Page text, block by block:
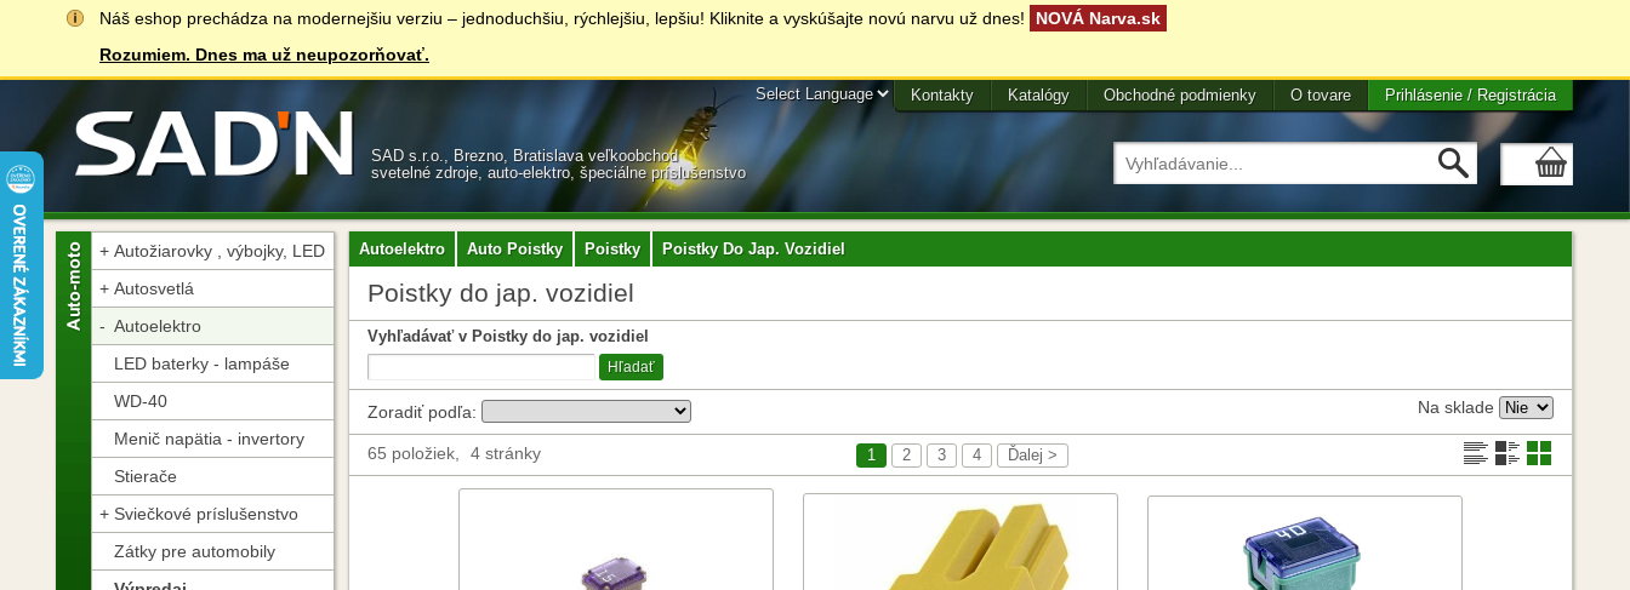
Náš eshop prechádza na modernejšiu verziu – jednoduchšiu, rýchlejšiu, lepšiu! Kliknite a vyskúšajte novú narvu už dnes!
NOVÁ Narva.sk
Rozumiem. Dnes ma už neupozorňovať.
Prihlásenie / Registrácia
O tovare
Obchodné podmienky
Katalógy
Kontakty
SAD s.r.o., Brezno, Bratislava veľkoobchod
svetelné zdroje, auto-elektro, špeciálne príslušenstvo
Autožiarovky , výbojky, LED
Autosvetlá
Autoelektro
LED baterky - lampáše
WD-40
Menič napätia - invertory
Stierače
Sviečkové príslušenstvo
Zátky pre automobily
Autoelektro Auto Poistky Poistky Poistky Do Jap. Vozidiel
Poistky do jap. vozidiel
Vyhľadávať v Poistky do jap. vozidiel
Hľadať
Zoradiť podľa: Na sklade
65 položiek, 4 stránky 1 2 3 4 Ďalej >